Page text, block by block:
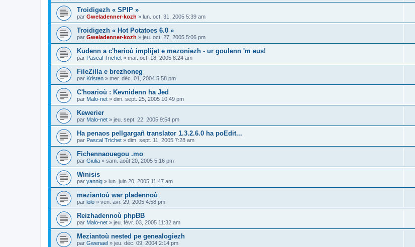
Troidigezh « SPIP »
par Gweladenner-kozh » lun. oct. 31, 2005 5:39 am
Troidigezh « Hot Potatoes 6.0 »
par Gweladenner-kozh » jeu. oct. 27, 2005 5:06 pm
Kudenn a c'herioù implijet e mezoniezh - ur goulenn 'm eus!
par Pascal Trichet » mar. oct. 18, 2005 8:24 am
FileZilla e brezhoneg
par Kristen » mer. déc. 01, 2004 5:58 pm
C'hoarioù : Kevnidenn ha Jed
par Malo-net » dim. sept. 25, 2005 10:49 pm
Kewerier
par Malo-net » jeu. sept. 22, 2005 9:54 pm
Ha penaos pellgargañ translator 1.3.2.6.0 ha poEdit...
par Pascal Trichet » dim. sept. 11, 2005 7:28 am
Fichennaouegou .mo
par Giulia » sam. août 20, 2005 5:16 pm
Winisis
par yannig » lun. juin 20, 2005 11:47 am
meziantoù war pladennoù
par lolo » ven. avr. 29, 2005 4:58 pm
Reizhadennoù phpBB
par Malo-net » jeu. févr. 03, 2005 11:32 am
Meziantoù nested pe genealogiezh
par Gwenael » jeu. déc. 09, 2004 2:14 pm